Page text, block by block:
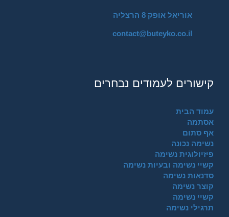
אוריאל אופק 8 הרצליה
contact@buteyko.co.il
קישורים לעמודים נבחרים
עמוד הבית
אסתמה
אף סתום
נשימה נכונה
פיזיולוגית נשימה
קשיי נשימה ובעיות נשימה
סדנאות נשימה
קוצר נשימה
קשיי נשימה
תרגילי נשימה